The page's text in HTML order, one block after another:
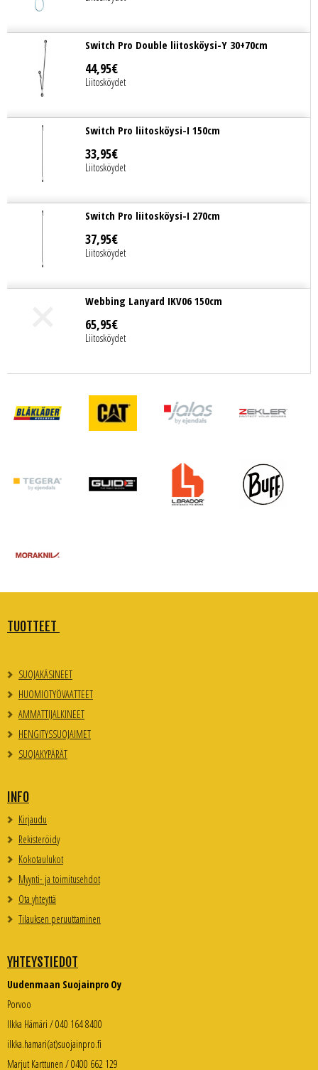
Switch Pro Double liitosköysi-Y 30+70cm
44,95€
Liitosköydet
Switch Pro liitosköysi-I 150cm
33,95€
Liitosköydet
Switch Pro liitosköysi-I 270cm
37,95€
Liitosköydet
Webbing Lanyard IKV06 150cm
65,95€
Liitosköydet
TUOTTEET
SUOJAKÄSINEET
HUOMIOTYÖVAATTEET
AMMATTIJALKINEET
HENGITYSSUOJAIMET
SUOJAKYPÄRÄT
INFO
Kirjaudu
Rekisteröidy
Kokotaulukot
Myynti- ja toimitusehdot
Ota yhteyttä
Tilauksen peruuttaminen
YHTEYSTIEDOT
Uudenmaan Suojainpro Oy
Porvoo
Ilkka Hämäri / 040 164 8400
ilkka.hamari(at)suojainpro.fi
Marjut Karttunen / 0400 662 129